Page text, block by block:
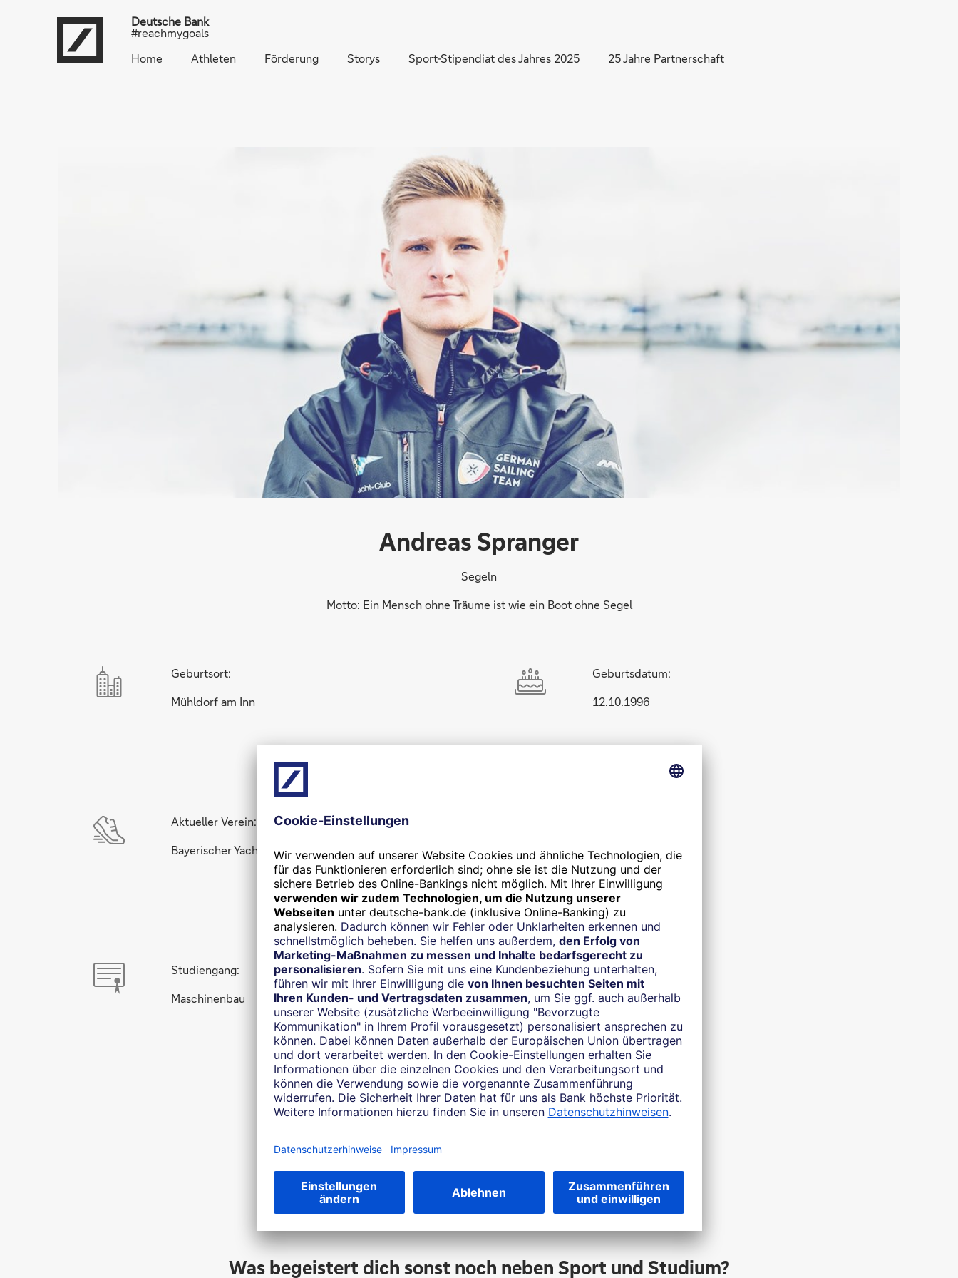
Direkt zur Suche (Enter drücken)
Deutsche Bank
#reachmygoals
Home
Athleten Förderung Storys Sport-Stipendiat des Jahres 2025 25 Jahre Partnerschaft
Andreas Spranger
Segeln
Motto: Ein Mensch ohne Träume ist wie ein Boot ohne Segel
Geburtsort:
Mühldorf am Inn
Geburtsdatum:
12.10.1996
Aktueller Verein:
Bayerischer Yacht-Club
Segeln
Studiengang:
Maschinenbau
Sportliches Vorbild:
Michael Phelps
Was war/ist dein (bisher) größter Erfolg?
Erster Platz bei der DM 2019.
Was begeistert dich sonst noch neben Sport und Studium?